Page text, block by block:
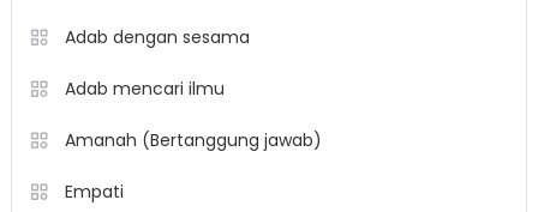
Adab dengan sesama
Adab mencari ilmu
Amanah (Bertanggung jawab)
Empati